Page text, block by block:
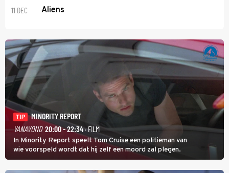
11 DEC Aliens
TIP
MINORITY REPORT
VANAVOND 20:00 - 22:34· FILM
In Minority Report speelt Tom Cruise een politieman van
wie voorspeld wordt dat hij zelf een moord zal plegen.